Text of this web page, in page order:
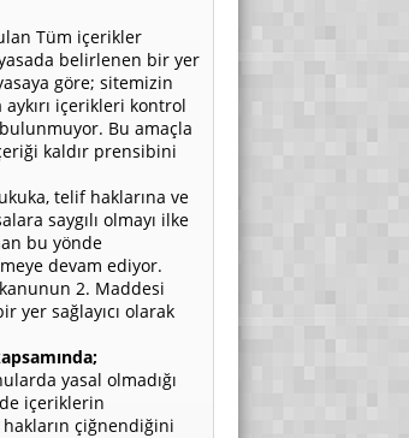
Tüm içerikler
belirlenen bir yer
göre; sitemizin
içerikleri kontrol
Bu amaçla
kaldır prensibini
telif haklarına ve
saygılı olmayı ilke
bu yönde
devam ediyor.
kanunun 2. Maddesi
yer sağlayıcı olarak
yasal olmadığı
içeriklerin
hakların çiğnendiğini